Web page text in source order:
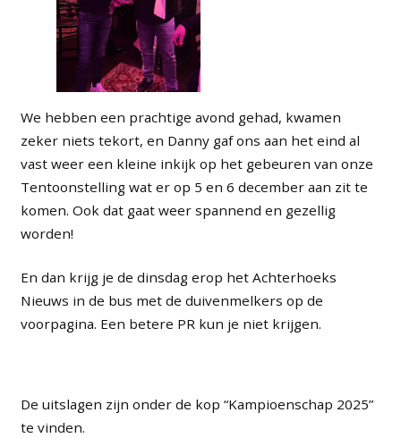
We hebben een prachtige avond gehad, kwamen
zeker niets tekort, en Danny gaf ons aan het eind al
vast weer een kleine inkijk op het gebeuren van onze
Tentoonstelling wat er op 5 en 6 december aan zit te
komen. Ook dat gaat weer spannend en gezellig
worden!
En dan krijg je de dinsdag erop het Achterhoeks
Nieuws in de bus met de duivenmelkers op de
voorpagina. Een betere PR kun je niet krijgen.
De uitslagen zijn onder de kop “Kampioenschap 2025”
te vinden.